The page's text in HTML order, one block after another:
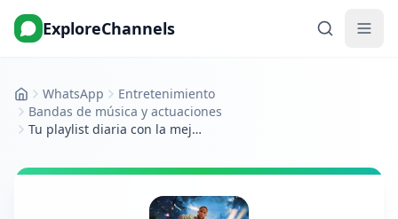
ExploreChannels
InicioWhatsApp
Entretenimiento
Bandas de música y actuaciones
Tu playlist diaria con la mejor música